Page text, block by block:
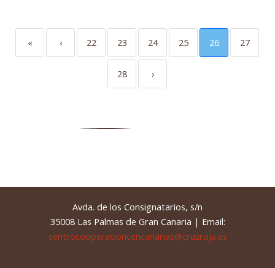
« ‹ 22 23 24 25 26 27
28 ›
Avda. de los Consignatarios, s/n
35008 Las Palmas de Gran Canaria | Email:
centrocooperacioncencanarias@cruzroja.es